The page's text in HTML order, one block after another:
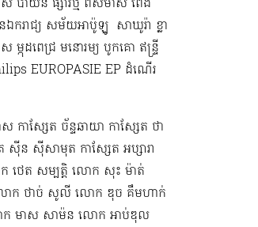
ស បាយ័ន ផ្សារថ្មី ពស់មាស ពែង
នឯករាជ្យ សម័យអាប៉ូឡូ ​​​ សាឃូរ៉ា ខ្លា
កុដពេជ្រ មនោរម្យ បូកគោ ឥន្ទ្រី
EUROPASIE EP ដំណើរ
ាស្សែត ច័ន្ទឆាយា កាស្សែត ថា
ត ស៊ីន ស៊ីសាមុត កាស្សែត អប្សារា
ថេត សម្បត្តិ លោក សុះ ម៉ាត់
ោក ថាច់ សូលី លោក ឌុច គឹមហាក់
មាស សាម៉ន លោក អាប់ឌុល